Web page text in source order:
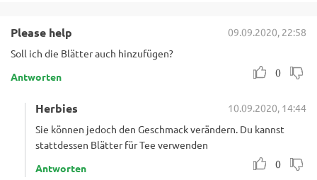
Please help
09.09.2020, 22:58
Soll ich die Blätter auch hinzufügen?
0
Antworten
Herbies
10.09.2020, 14:44
Sie können jedoch den Geschmack verändern. Du kannst
stattdessen Blätter für Tee verwenden
0
Antworten